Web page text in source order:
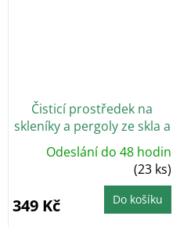
Čisticí prostředek na
skleníky a pergoly ze skla a
polykarbonátu, 0,5l
Odeslání do 48 hodin
(23 ks)
349 Kč Do košíku